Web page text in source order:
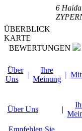
6
ÜBERBLICK
KARTE
BEWERTUNGEN
Über
Uns
|
Ihre
Meinung
|
Über Uns |
Empfehlen Sie